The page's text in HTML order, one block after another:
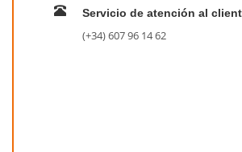
Servicio de atención al
(+34) 607 96 14 62